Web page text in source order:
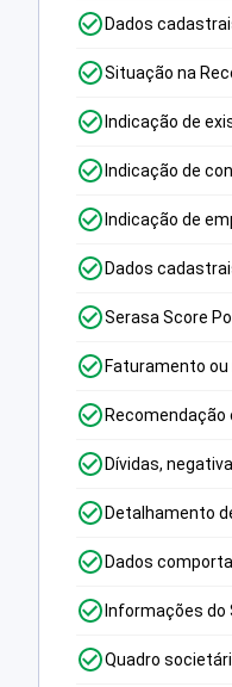
Dados
Situação na
Indicação de
Indicação de
Indicação de
Dados
Serasa Score
Faturamento
Dívidas,
Detalhamento
Dados
Informações do
Quadro